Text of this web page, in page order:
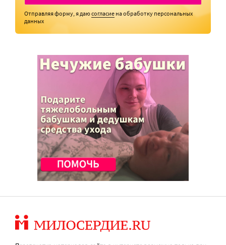
Отправляя форму, я даюсогласие на обработку персональных
данных